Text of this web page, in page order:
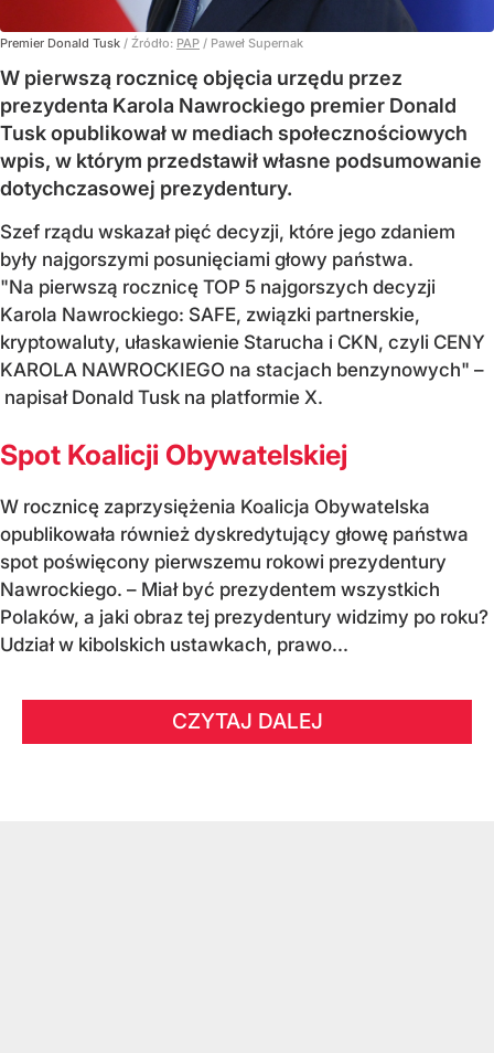
Premier Donald Tusk / Źródło: PAP / Paweł Supernak
W pierwszą rocznicę objęcia urzędu przez
prezydenta Karola Nawrockiego premier Donald
Tusk opublikował w mediach społecznościowych
wpis, w którym przedstawił własne podsumowanie
dotychczasowej prezydentury.
Szef rządu wskazał pięć decyzji, które jego zdaniem
były najgorszymi posunięciami głowy państwa.
"Na pierwszą rocznicę TOP 5 najgorszych decyzji
Karola Nawrockiego: SAFE, związki partnerskie,
kryptowaluty, ułaskawienie Starucha i CKN, czyli CENY
KAROLA NAWROCKIEGO na stacjach benzynowych" –
napisał Donald Tusk na platformie X.
Spot Koalicji Obywatelskiej
W rocznicę zaprzysiężenia Koalicja Obywatelska
opublikowała również dyskredytujący głowę państwa
spot poświęcony pierwszemu rokowi prezydentury
Nawrockiego. – Miał być prezydentem wszystkich
Polaków, a jaki obraz tej prezydentury widzimy po roku?
Udział w kibolskich ustawkach, prawo...
CZYTAJ DALEJ